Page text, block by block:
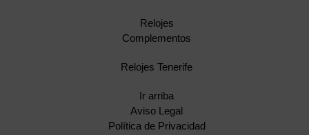
Relojes
Complementos
Relojes Tenerife
Ir arriba
Aviso Legal
Política de Privacidad